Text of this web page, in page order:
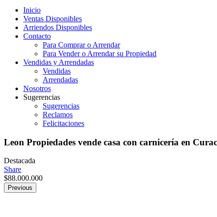
Inicio
Ventas Disponibles
Arriendos Disponibles
Contacto
Para Comprar o Arrendar
Para Vender o Arrendar su Propiedad
Vendidas y Arrendadas
Vendidas
Arrendadas
Nosotros
Sugerencias
Sugerencias
Reclamos
Felicitaciones
Leon Propiedades vende casa con carnicería en
Destacada
Share
$88.000.000
Previous